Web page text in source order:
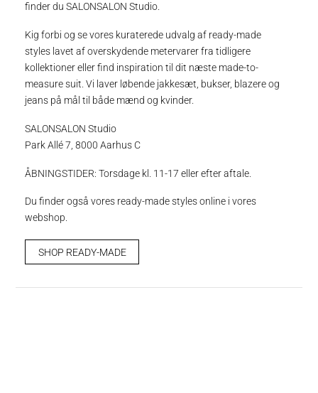
finder du SALONSALON Studio.
Kig forbi og se vores kuraterede udvalg af ready-made
styles lavet af overskydende metervarer fra tidligere
kollektioner eller find inspiration til dit næste made-to-
measure suit. Vi laver løbende jakkesæt, bukser, blazere og
jeans på mål til både mænd og kvinder.
SALONSALON Studio
Park Allé 7, 8000 Aarhus C
ÅBNINGSTIDER: Torsdage kl. 11-17 eller efter aftale.
Du finder også vores ready-made styles online i vores
webshop.
SHOP READY-MADE